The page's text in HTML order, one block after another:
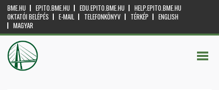
BME.HU EPITO.BME.HU EDU.EPITO.BME.HU
HELP.EPITO.BME.HU
OKTATÓI BELÉPÉS
E-MAIL TELEFONKÖNYV TÉRKÉP
ENGLISH
MAGYAR